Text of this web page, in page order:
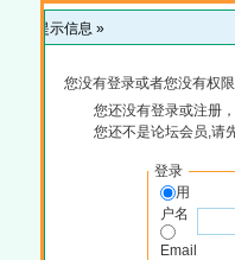
提示信息 »
您没有登录或者您没有权
您还没有登录或注册
您还不是论坛会员,请
登录
用
户名
Email